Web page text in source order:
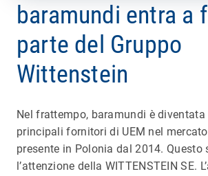
baramundi entra a
parte del Gruppo
Wittenstein
Nel frattempo, baramundi è diventata
principali fornitori di UEM nel mercato
presente in Polonia dal 2014. Questo
l’attenzione della WITTENSTEIN SE.